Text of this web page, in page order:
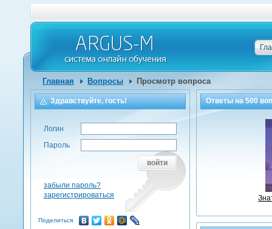
Главная Вопросы Просмотр вопроса
Ответы на500
Здравствуйте, гость!
Логин
Пароль
войти
забыли пароль?
зарегистрироваться
Поделиться